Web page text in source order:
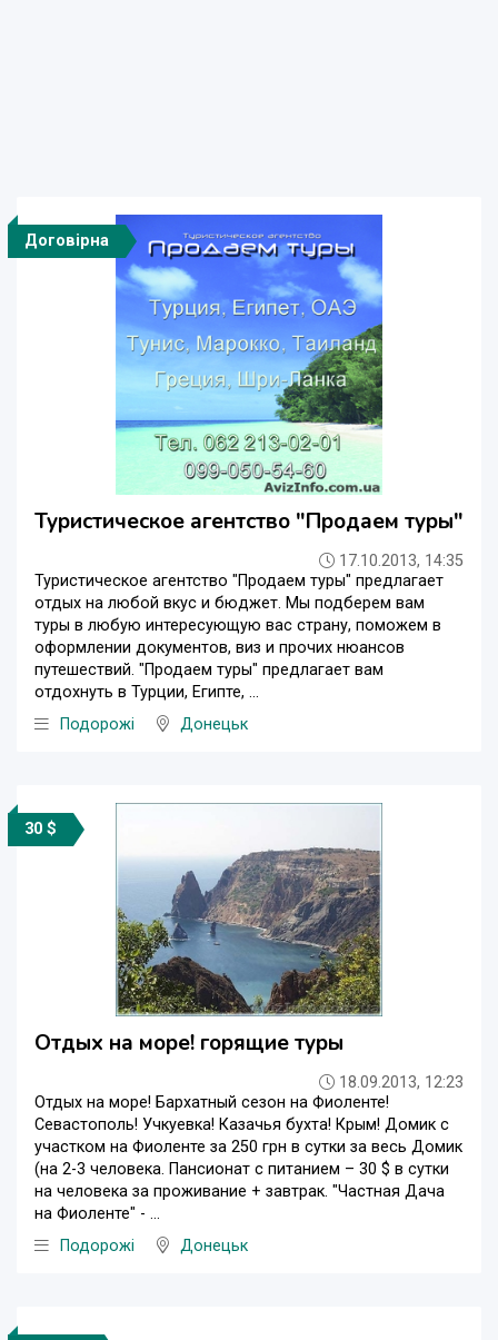
Договірна
Туристическое агентство "Продаем туры"
17.10.2013, 14:35
Туристическое агентство "Продаем туры" предлагает
отдых на любой вкус и бюджет. Мы подберем вам
туры в любую интересующую вас страну, поможем в
оформлении документов, виз и прочих нюансов
путешествий. "Продаем туры" предлагает вам
отдохнуть в Турции, Египте, ...
Подорожі
Донецьк
30 $
Отдых на море! горящие туры
18.09.2013, 12:23
Отдых на море! Бархатный сезон на Фиоленте!
Севастополь! Учкуевка! Казачья бухта! Крым! Домик с
участком на Фиоленте за 250 грн в сутки за весь Домик
(на 2-3 человека. Пансионат с питанием – 30 $ в сутки
на человека за проживание + завтрак. "Частная Дача
на Фиоленте" - ...
Подорожі
Донецьк